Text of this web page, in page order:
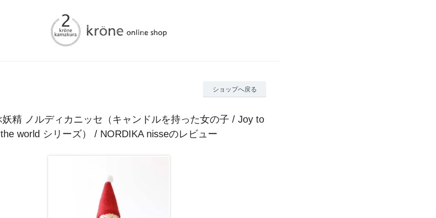
ショップへ戻る
精 ノルディカニッセ（キャンドルを持った女の子 / Joy to
the world シリーズ） / NORDIKA nisseのレビュー